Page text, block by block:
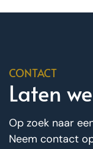
CONTACT
Laten
Op zoek naar
Neem contact